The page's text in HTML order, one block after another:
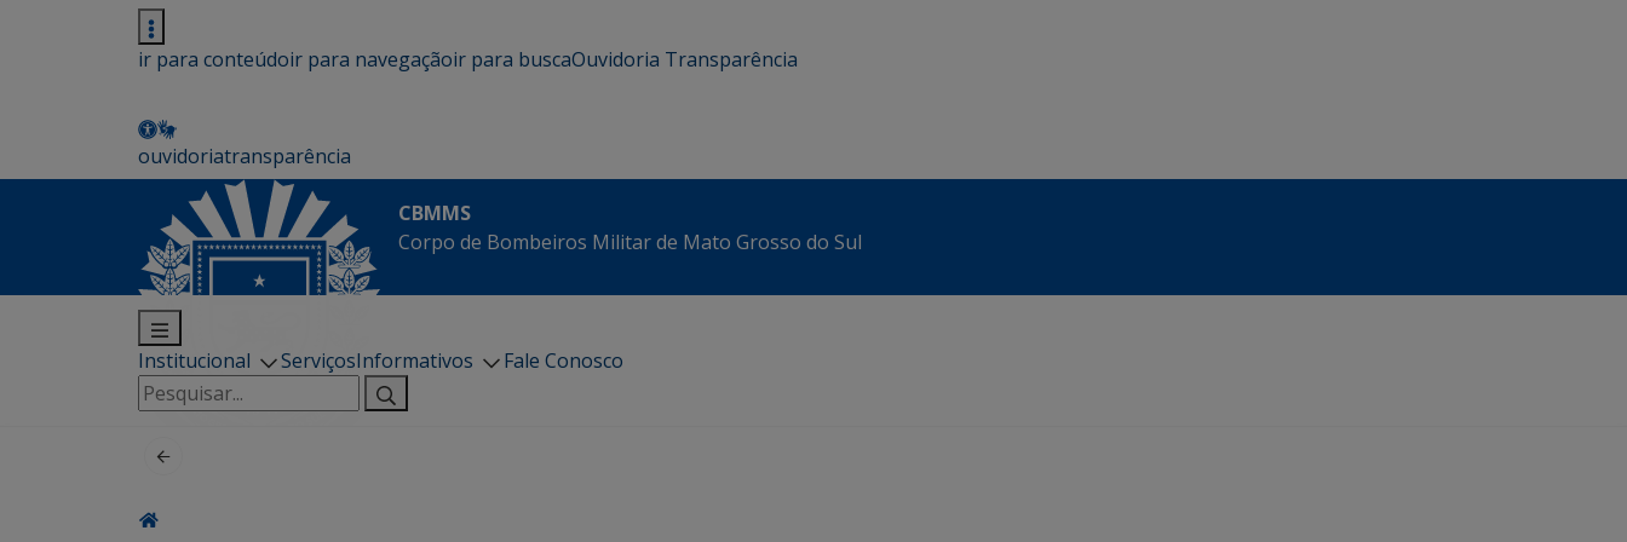
ir para conteúdoir para navegaçãoir para buscaOuvidoria Transparência
ouvidoriatransparência
CBMMS
Corpo de Bombeiros Militar de Mato Grosso do Sul
Institucional ServiçosInformativos
Fale Conosco
Pesquisar
por: